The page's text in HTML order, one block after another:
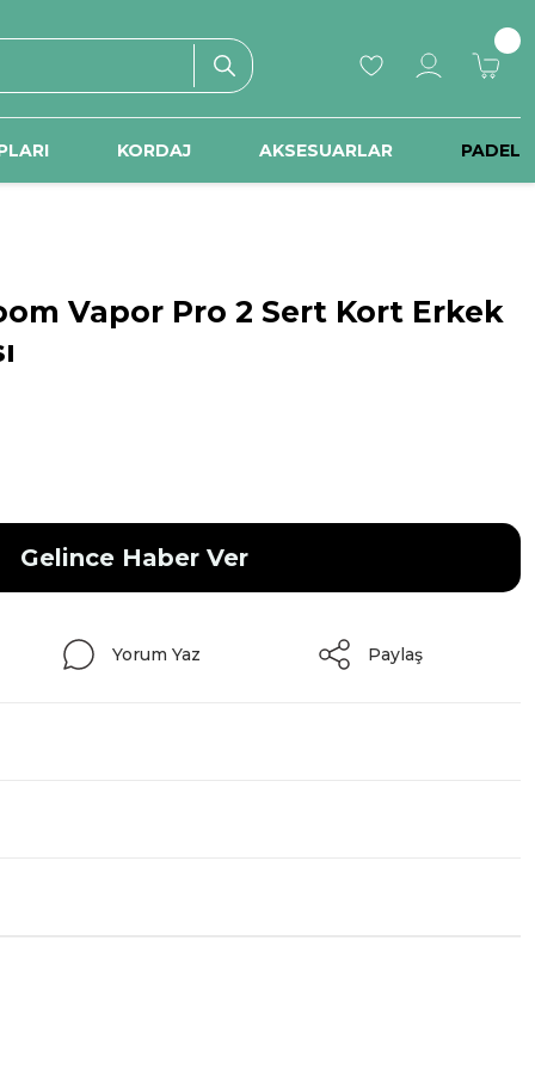
KORDAJ AKSESUARLAR PADEL
Vapor Pro 2 Sert Kort Erkek
Gelince Haber Ver
Yorum Yaz Paylaş